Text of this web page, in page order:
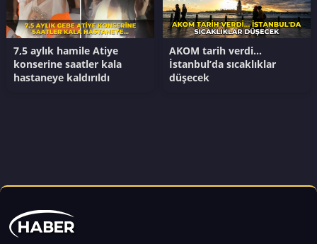
7,5 aylık hamile Atiye
konserine saatler kala
hastaneye kaldırıldı
AKOM tarih verdi...
İstanbul’da sıcaklıklar
düşecek